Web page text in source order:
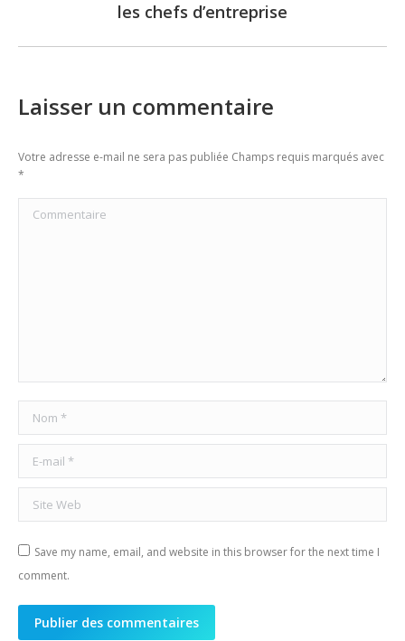
post:
les chefs d’entreprise
Laisser un commentaire
Votre adresse e-mail ne sera pas publiée Champs requis marqués avec
*
Commentaire
Nom *
E-mail *
Site Web
Save my name, email, and website in this browser for the next time I
comment.
Publier des commentaires